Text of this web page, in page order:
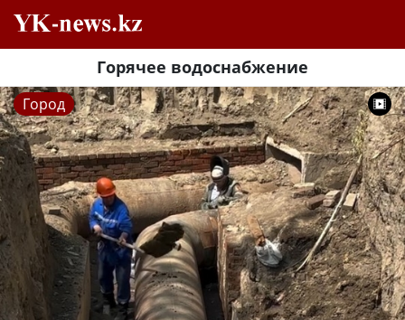
Горячее водоснабжение
Город